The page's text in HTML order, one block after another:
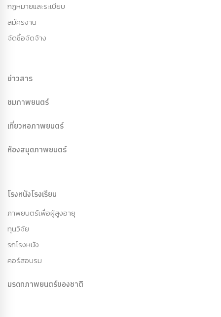
กฏหมายและระเบียบ
สมัครงาน
จัดซื้อจัดจ้าง
ข่าวสาร
ชมภาพยนตร์
เที่ยวหอภาพยนตร์
ห้องสมุดภาพยนตร์
โรงหนังโรงเรียน
ภาพยนตร์เพื่อผู้สูงอายุ
ทุนวิจัย
รถโรงหนัง
คอร์สอบรม
มรดกภาพยนตร์ของชาติ